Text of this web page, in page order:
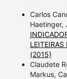
Carlos
Haetinger,
(2015)
Claudete
Markus,